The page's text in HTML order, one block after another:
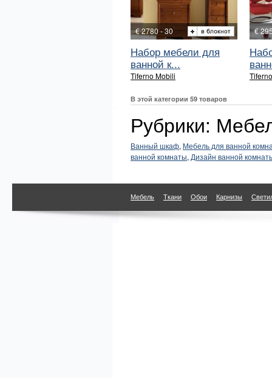
€ 2780 - 30
Набор мебели для
ванной к...
Tiferno Mobili
€
В этой категории 59 товаров
Рубрики:
Ванный шкаф, Мебель для ванной
ванной комнаты, Дизайн ванной
Мебель Ткани Обои Карнизы